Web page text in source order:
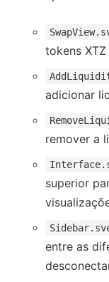
tokens
adicionar
remover a
superior
entre as